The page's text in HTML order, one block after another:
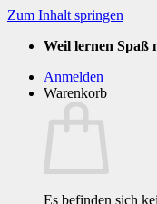
Zum Inhalt springen
Weil lernen Spaß
Anmelden
Warenkorb
Es befinden sich